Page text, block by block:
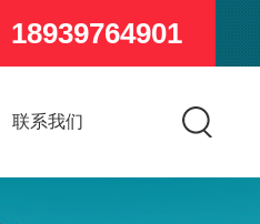
18939764901
联系我们